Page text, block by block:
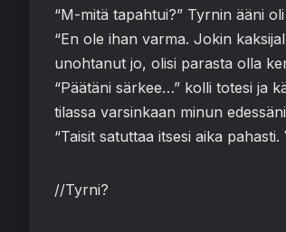
“M-mitä tapahtui?” Tyrnin ääni
“En ole ihan varma. Jokin
unohtanut jo, olisi parasta olla
“Päätäni särkee…” kolli totesi ja
tilassa varsinkaan minun
“Taisit satuttaa itsesi aika
//Tyrni?